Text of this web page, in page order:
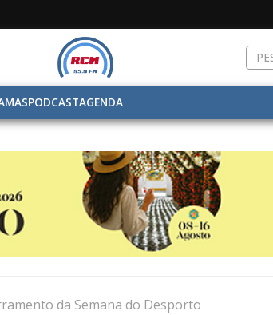
PODCASTAGENDA
da Semana do Desporto